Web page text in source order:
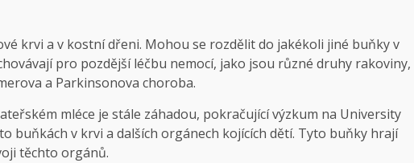
krvi a v kostní dřeni. Mohou se rozdělit do jakékoli jiné buňky v
pro pozdější léčbu nemocí, jako jsou různé druhy rakoviny,
a Parkinsonova choroba.
mléce je stále záhadou, pokračující výzkum na University
buňkách v krvi a dalších orgánech kojících dětí. Tyto buňky hrají
těchto orgánů.